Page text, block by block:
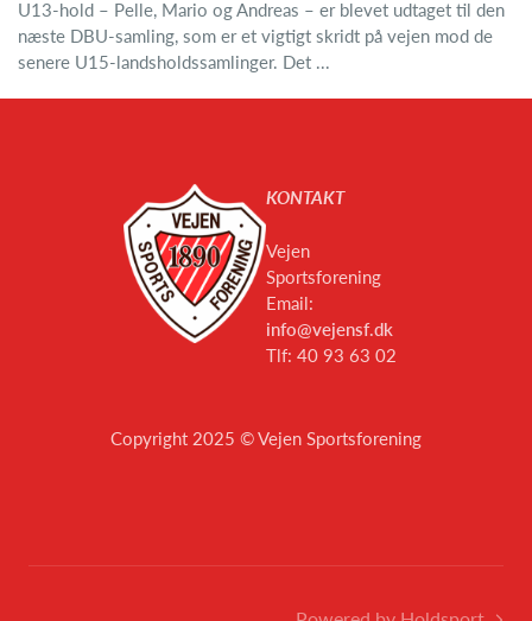
U13-hold – Pelle, Mario og Andreas – er blevet udtaget til den
næste DBU-samling, som er et vigtigt skridt på vejen mod de
senere U15-landsholdssamlinger. Det ...
KONTAKT
Vejen
Sportsforening
Email:
info@vejensf.dk
Tlf: 40 93 63 02
Copyright 2025 © Vejen Sportsforening